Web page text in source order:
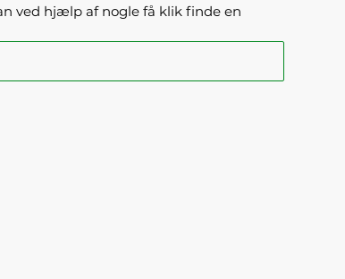
ved hjælp af nogle få klik finde en